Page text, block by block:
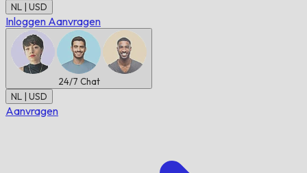
NL | USD
Inloggen Aanvragen
24/7 Chat
NL | USD
Aanvragen